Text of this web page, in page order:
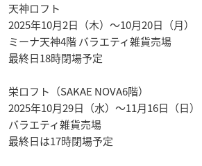
天神ロフト
2025年10月2日（木）～10月20日（月）
ミーナ天神4階 バラエティ雑貨売場
最終日18時閉場予定
栄ロフト（SAKAE NOVA6階）
2025年10月29日（水）～11月16日（日）
バラエティ雑貨売場
最終日は17時閉場予定